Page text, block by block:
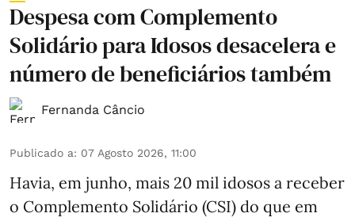
Despesa com Complemento
Solidário para Idosos desacelera e
número de beneficiários também
Fernanda Câncio
Publicado a: 07 Agosto 2026, 11:00
Havia, em junho, mais 20 mil idosos a receber
o Complemento Solidário (CSI) do que em